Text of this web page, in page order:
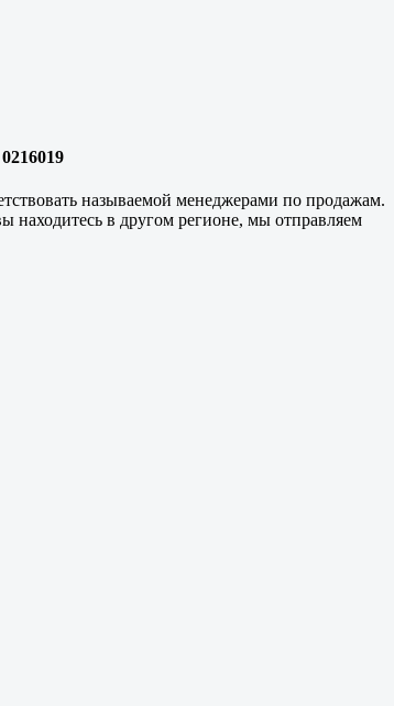
называемой менеджерами по продажам.
находитесь в другом регионе, мы отправляем